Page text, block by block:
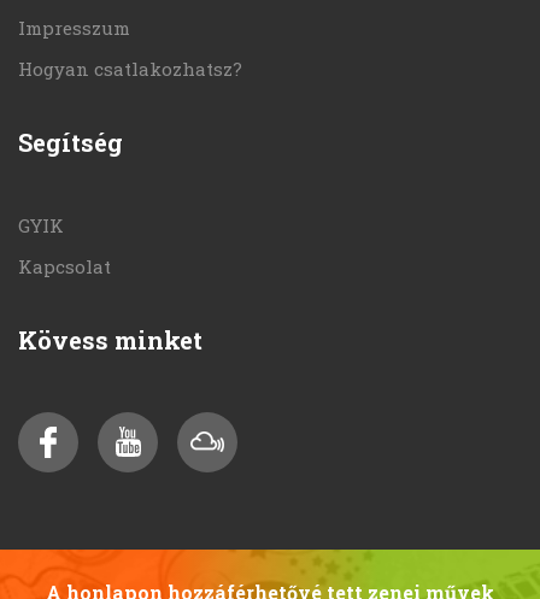
Impresszum
Hogyan csatlakozhatsz?
Segítség
GYIK
Kapcsolat
Kövess minket
A honlapon hozzáférhetővé tett zenei művek